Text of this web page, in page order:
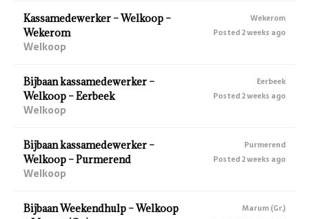
Kassamedewerker – Welkoop –
Wekerom
Welkoop
Wekerom
Posted 2 weeks ago
Bijbaan kassamedewerker –
Welkoop – Eerbeek
Welkoop
Eerbeek
Posted 2 weeks ago
Bijbaan kassamedewerker –
Welkoop – Purmerend
Welkoop
Purmerend
Posted 2 weeks ago
Bijbaan Weekendhulp – Welkoop
Marum (Gr.)